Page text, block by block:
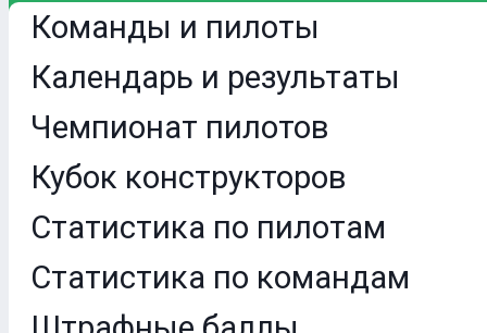
Команды и пилоты
Календарь и результаты
Чемпионат пилотов
Кубок конструкторов
Статистика по пилотам
Статистика по командам